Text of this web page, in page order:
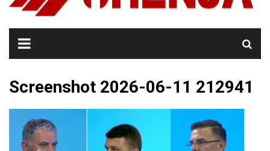
Screenshot 2026-06-11 212941